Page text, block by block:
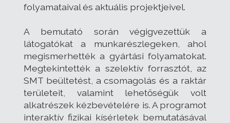
folyamataival és aktuális projektjeivel.
A bemutató során végigvezettük a
látogatókat a munkarészlegeken, ahol
megismerhették a gyártási folyamatokat.
Megtekintették a szelektív forrasztót, az
SMT beültetést, a csomagolás és a raktár
területeit, valamint lehetőségük volt
alkatrészek kézbevételére is. A programot
interaktív fizikai kísérletek bemutatásával